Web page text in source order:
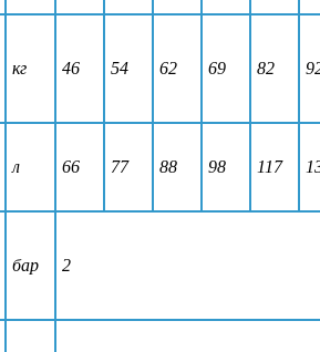
кг 46 54 62 69 82
л 66 77 88 98 117
бар 2